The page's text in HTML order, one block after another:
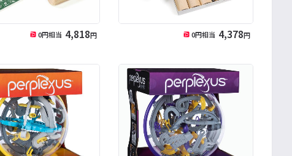
0円相当 4,818円 0円相当 4,378円